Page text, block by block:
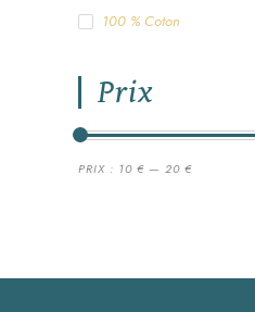
100 % Coton
Prix
PRIX : 10 € — 20 €